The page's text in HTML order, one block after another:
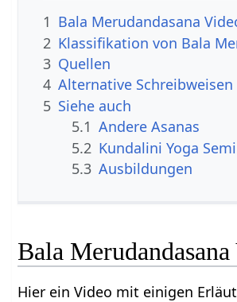
1 Bala Merudandasana
2 Klassifikation von Bala
3 Quellen
4 Alternative Schreibweisen
5 Siehe auch
5.1 Andere Asanas
5.2 Kundalini Yoga
5.3 Ausbildungen
Bala
Hier ein Video mit einigen